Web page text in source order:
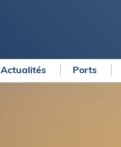
Actualités Ports